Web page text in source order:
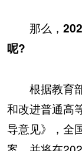
那么，
呢?
根据教育部
和改进普通高
导意见》，全